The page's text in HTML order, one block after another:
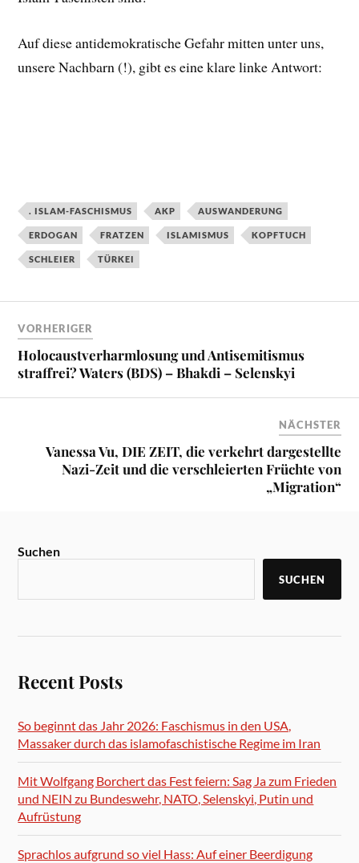
Auf diese antidemokratische Gefahr mitten unter uns,
unsere Nachbarn (!), gibt es eine klare linke Antwort:
. ISLAM-FASCHISMUS AKP AUSWANDERUNG
ERDOGAN FRATZEN ISLAMISMUS KOPFTUCH
SCHLEIER TÜRKEI
VORHERIGER
Holocaustverharmlosung und Antisemitismus
straffrei? Waters (BDS) – Bhakdi – Selenskyi
NÄCHSTER
Vanessa Vu, DIE ZEIT, die verkehrt dargestellte
Nazi-Zeit und die verschleierten Früchte von
„Migration“
Suchen
SUCHEN
Recent Posts
So beginnt das Jahr 2026: Faschismus in den USA,
Massaker durch das islamofaschistische Regime im Iran
Mit Wolfgang Borchert das Fest feiern: Sag Ja zum Frieden
und NEIN zu Bundeswehr, NATO, Selenskyi, Putin und
Aufrüstung
Sprachlos aufgrund so viel Hass: Auf einer Beerdigung